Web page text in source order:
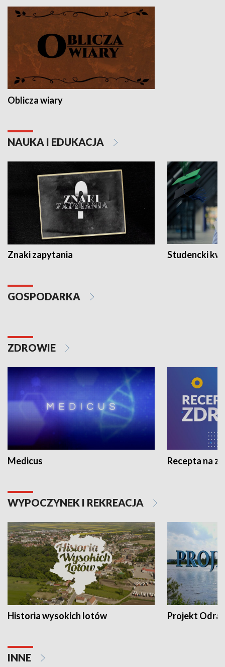
Oblicza wiary
NAUKA I EDUKACJA
Znaki zapytania Studencki
GOSPODARKA
ZDROWIE
Medicus Recepta na
WYPOCZYNEK I REKREACJA
Historia wysokich lotów Projekt Odra
INNE